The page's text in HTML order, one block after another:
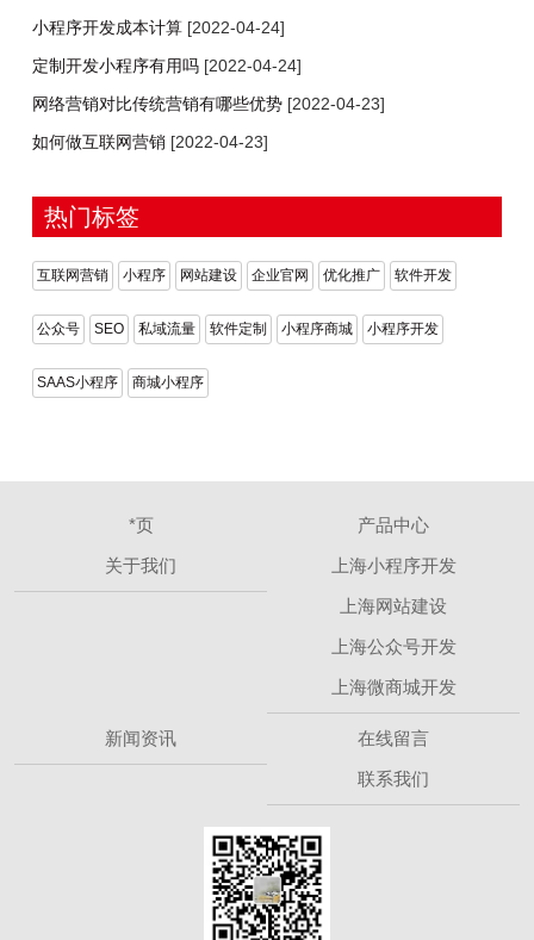
小程序开发成本计算 [2022-04-24]
定制开发小程序有用吗 [2022-04-24]
网络营销对比传统营销有哪些优势 [2022-04-23]
如何做互联网营销 [2022-04-23]
热门标签
互联网营销 小程序 网站建设 企业官网 优化推广 软件开发
公众号 SEO 私域流量 软件定制 小程序商城 小程序开发
SAAS小程序 商城小程序
*页
关于我们
产品中心
上海小程序开发
上海网站建设
上海公众号开发
上海微商城开发
新闻资讯
在线留言
联系我们